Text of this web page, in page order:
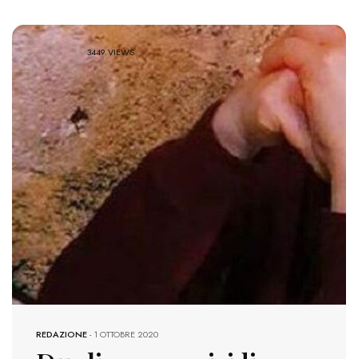
3449 VIEWS
REDAZIONE-1 OTTOBRE 2020